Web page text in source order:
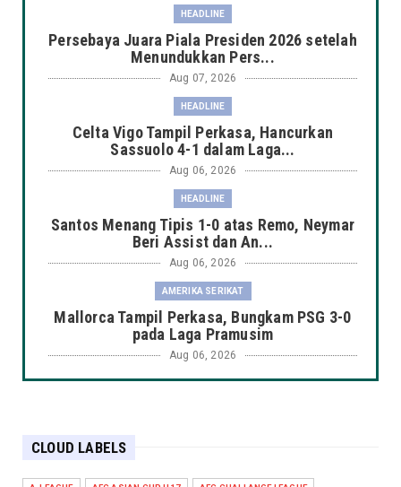
HEADLINE
Persebaya Juara Piala Presiden 2026 setelah
Menundukkan Pers...
Aug 07, 2026
HEADLINE
Celta Vigo Tampil Perkasa, Hancurkan
Sassuolo 4-1 dalam Laga...
Aug 06, 2026
HEADLINE
Santos Menang Tipis 1-0 atas Remo, Neymar
Beri Assist dan An...
Aug 06, 2026
AMERIKA SERIKAT
Mallorca Tampil Perkasa, Bungkam PSG 3-0
pada Laga Pramusim
Aug 06, 2026
HEADLINE
CLOUD LABELS